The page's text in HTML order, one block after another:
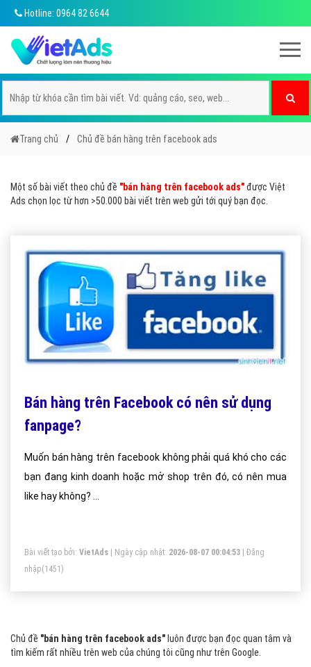
Hotline: 0964 82 6644
Trang chủ Chủ đề bán hàng trên facebook ads
Một số bài viết theo chủ đề "bán hàng trên facebook ads"được Việt
Ads chọn lọc từ hơn >50.000 bài viết trên web gửi tới quý bạn đọc.
Bán hàng trên Facebook có nên sử dụng
fanpage?
Muốn bán hàng trên facebook không phải quá khó cho các
bạn đang kinh doanh hoặc mở shop trên đó, có nên mua
like hay không? …
Bài viết tạo bởi: VietAds | Ngày cập nhật: 2026-08-07 00:04:53
Đăng
nhập(1451)
Chủ đề "bán hàng trên facebook ads" luôn được bạn đọc quan tâm và
tìm kiếm rất nhiều trên web của chúng tôi cũng như trên Google.